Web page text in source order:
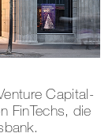
Capital-
FinTechs, die